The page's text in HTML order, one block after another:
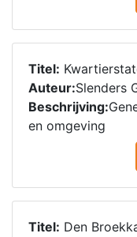
Titel:
Auteur:Slenders
Beschrijving:
en omgeving
Titel: Den